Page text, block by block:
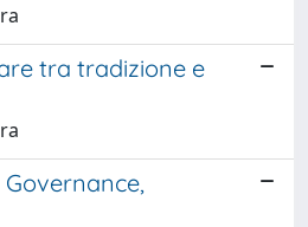
tra tradizione e